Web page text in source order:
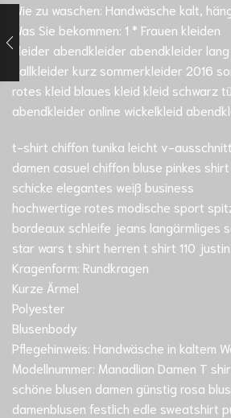
Wie zu waschen: Handwäsche kalt,
Was Sie bekommen: 1 * Frauen kleiden
kleider abendkleider abendkleider
ballkleider kurz sommerkleider 2016
rotes kleid blaues kleid kleid schwarz
abendkleider online wickelkleid
t-shirt chiffon tunika leicht v-
damen casuel chiffon bluse pinkes
schicke elegantes weiß business
hochwertige rotes modische sport
bordeaux schleife jeans langärmliges
star wars t shirt herren t shirt 110
Kragenform: Rundkragen
Kurze Ärmel
Polyester
Blusenbody
Pflegehinweis: Handwäsche in kaltem
Modellnummer: Manadlian Damen T
schöne blusen damen günstig rosa
damenblusen festlich edle sweatshirt